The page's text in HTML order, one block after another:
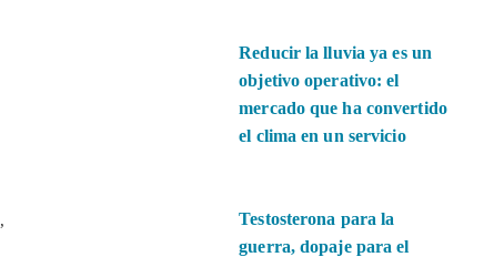
,
Reducir la lluvia ya es un
objetivo operativo: el
mercado que ha convertido
el clima en un servicio
Testosterona para la
guerra, dopaje para el